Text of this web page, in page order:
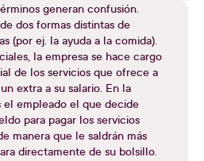
generan confusión.
dos formas distintas de
(por ej. la ayuda a la comida).
la empresa se hace cargo
de los servicios que ofrece a
extra a su salario. En la
empleado el que decide
para pagar los servicios
manera que le saldrán más
directamente de su bolsillo.